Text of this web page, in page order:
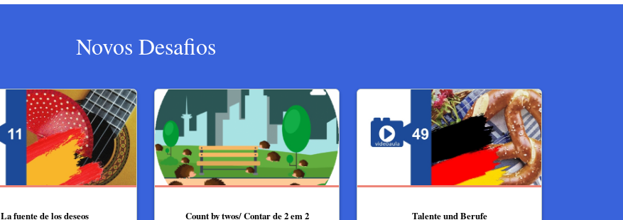
Novos Desafios
La fuente de los deseos Count by twos/ Contar de 2 em 2 Talente und Berufe